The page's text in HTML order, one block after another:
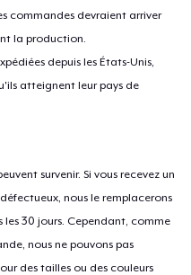
commandes devraient arriver
la production.
depuis les États-Unis,
atteignent leur pays de
survenir. Si vous recevez un
nous le remplacerons
les 30 jours. Cependant, comme
nous ne pouvons pas
des tailles ou des couleurs